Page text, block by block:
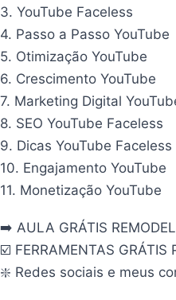
3. YouTube Faceless
4. Passo a Passo YouTube
5. Otimização YouTube
6. Crescimento YouTube
7. Marketing Digital
8. SEO YouTube Faceless
9. Dicas YouTube Faceless
10. Engajamento YouTube
11. Monetização YouTube
➡️ AULA GRÁTIS
☑️ FERRAMENTAS GRÁTIS
❇️ Redes sociais e meus